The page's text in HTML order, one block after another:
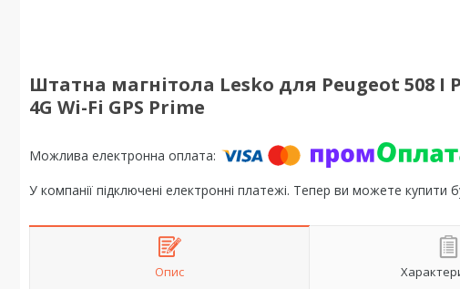
Штатна магнітола Lesko для Peugeot 508 I
4G Wi-Fi GPS Prime
У компанії підключені електронні платежі. Тепер ви можете
Опис